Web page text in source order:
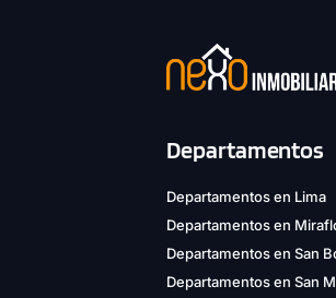
Departamentos
Departamentos en Lima
Departamentos en
Departamentos en San
Departamentos en San